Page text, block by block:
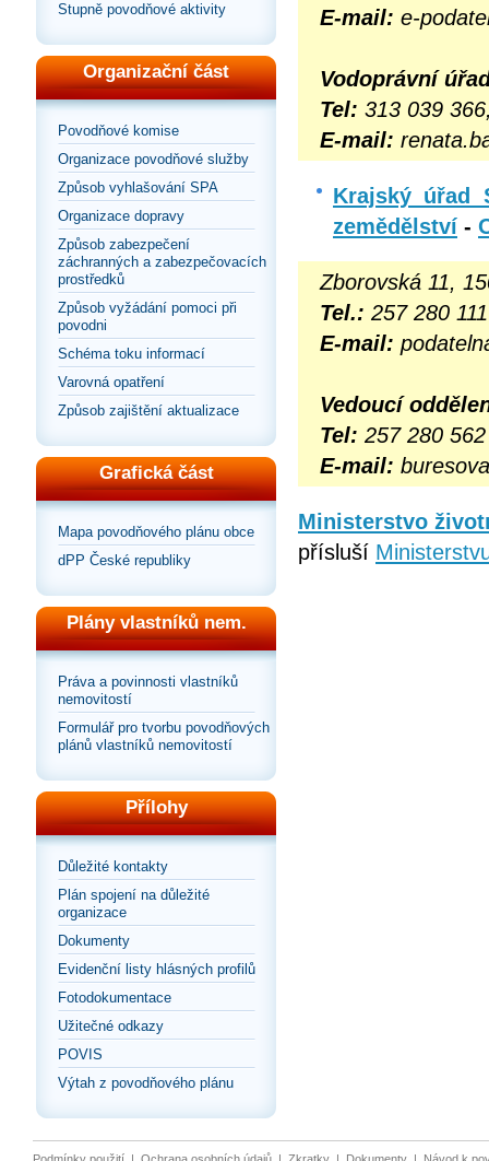
Stupně povodňové aktivity
Organizační část
Povodňové komise
Organizace povodňové služby
Způsob vyhlašování SPA
Organizace dopravy
Způsob zabezpečení
záchranných a zabezpečovacích
prostředků
Způsob vyžádání pomoci při
povodni
Schéma toku informací
Varovná opatření
Způsob zajištění aktualizace
Grafická část
Mapa povodňového plánu obce
dPP České republiky
Plány vlastníků nem.
Práva a povinnosti vlastníků
nemovitostí
Formulář pro tvorbu povodňových
plánů vlastníků nemovitostí
Přílohy
Důležité kontakty
Plán spojení na důležité
organizace
Dokumenty
Evidenční listy hlásných profilů
Fotodokumentace
Užitečné odkazy
POVIS
Výtah z povodňového plánu
E-mail: e-
Vodoprávní
Tel: 313 039
E-mail:
Krajský úřad
zemědělství -
Zborovská 11,
Tel.: 257 280 111
E-mail:
Vedoucí
Tel: 257 280 562
E-mail:
Ministerstvo
přísluší